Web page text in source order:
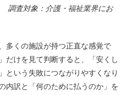
調査対象：介護・福祉業界にお
多くの施設が持つ正直な感覚で
だけを見て判断すると、「安くし
という失敗につながりやすくなり
内訳と「何のために払うのか」を